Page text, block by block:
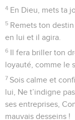
4 En Dieu, mets ta
5 Remets ton
en lui et il agira.
6 Il fera briller ton
loyauté, comme le
7 Sois calme et
lui, Ne t’indigne
ses entreprises,
mauvais desseins !